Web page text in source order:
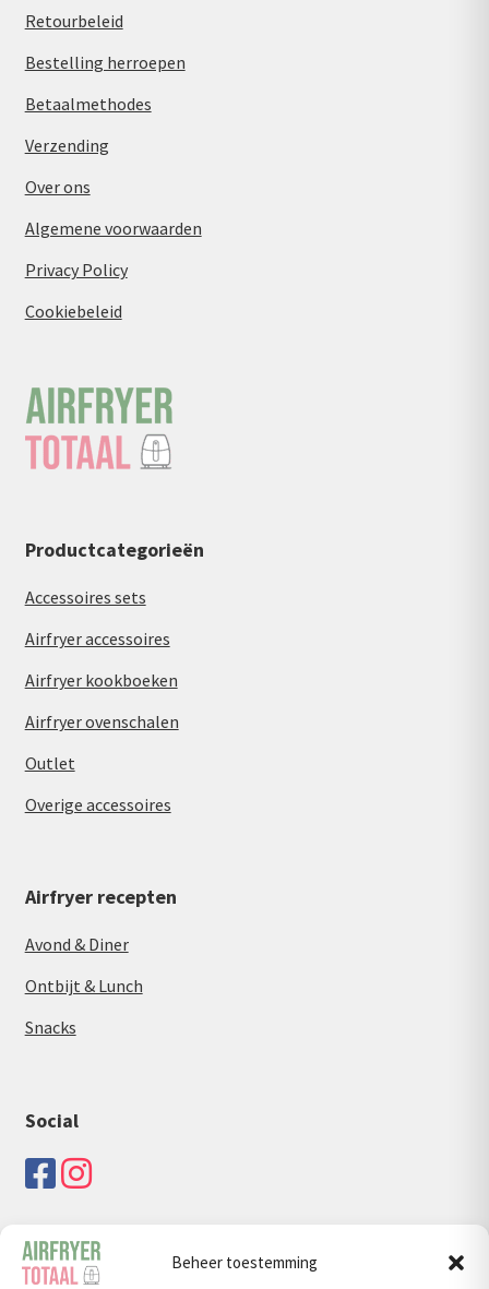
Beheer toestemming
Retourbeleid
Bestelling herroepen
Betaalmethodes
Verzending
Over ons
Algemene voorwaarden
Privacy Policy
Cookiebeleid
Productcategorieën
Accessoires sets
Airfryer accessoires
Airfryer kookboeken
Airfryer ovenschalen
Outlet
Overige accessoires
Airfryer recepten
Avond & Diner
Ontbijt & Lunch
Snacks
Social
Zoeken